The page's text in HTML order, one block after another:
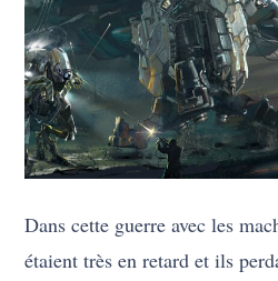
Dans cette guerre avec les
étaient très en retard et ils